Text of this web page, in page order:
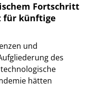
Fortschritt
für künftige
und
des
hätten